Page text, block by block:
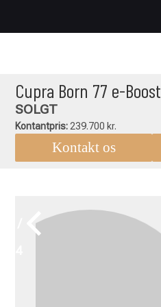
Cupra Born 77 e-Boost
SOLGT
Kontantpris: 239.700 kr.
Kontakt os